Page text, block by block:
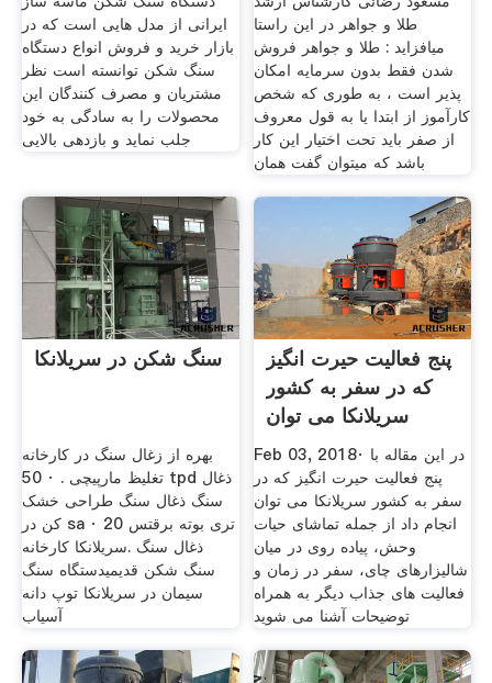
ایرانی از مدل هایی است که در
بازار خرید و فروش انواع دستگاه
سنگ شکن توانسته است نظر
مشتریان و مصرف کنندگان این
محصولات را به سادگی به خود
جلب نماید و بازدهی بالایی
طلا و جواهر در این راستا
میافزاید : طلا و جواهر فروش
شدن فقط بدون سرمایه امکان
پذیر است ، به طوری که شخص
کارآموز از ابتدا یا به قول معروف
از صفر باید تحت اختیار این کار
باشد که میتوان گفت همان
سنگ شکن در سریلانکا
بهره از زغال سنگ در کارخانه
تغلیظ مارپیچی . · 50 tpd ذغال
سنگ ذغال سنگ طراحی خشک
کن در sa · 20 تری بوته برقتس
ذغال سنگ .سریلانکا کارخانه
سنگ شکن قدیمیدستگاه سنگ
سیمان در سریلانکا توپ دانه
آسیاب
پنج فعالیت حیرت انگیز
که در سفر به کشور
سریلانکا می توان
Feb 03, 2018· در این مقاله با
پنج فعالیت حیرت انگیز که در
سفر به کشور سریلانکا می توان
انجام داد از جمله تماشای حیات
وحش، پیاده روی در میان
شالیزارهای چای، سفر در زمان و
فعالیت های جذاب دیگر به همراه
توضیحات آشنا می شوید